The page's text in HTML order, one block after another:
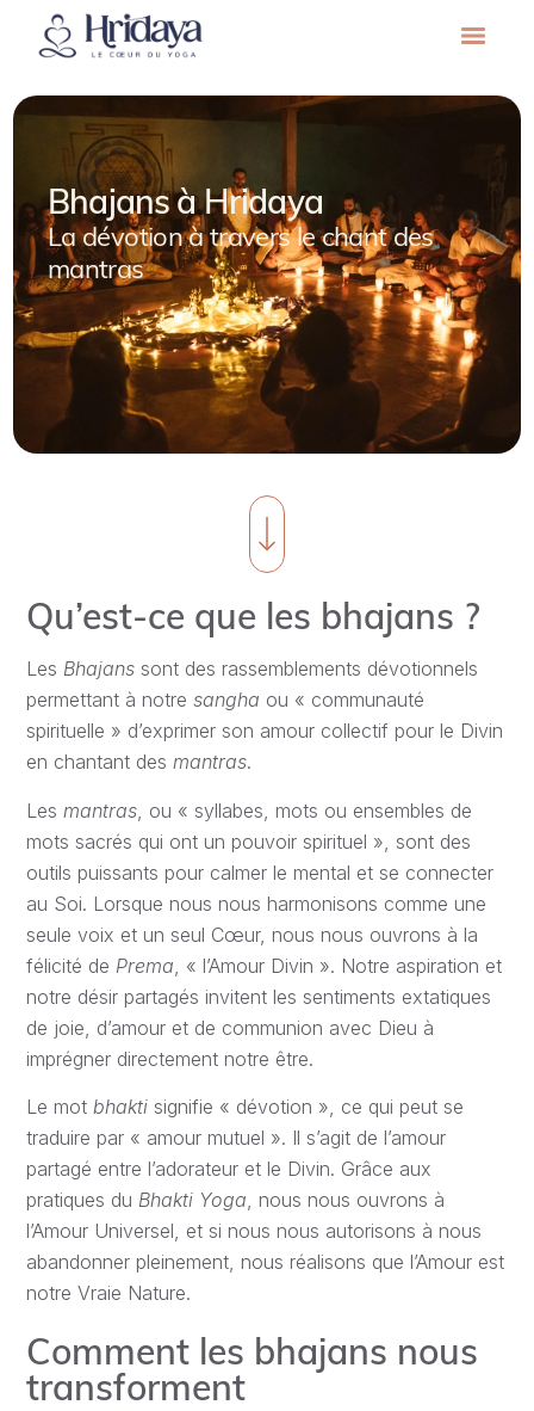
Bhajans à Hridaya
La dévotion à travers le chant des
mantras
Qu’est-ce que les bhajans ?
Les Bhajans sont des rassemblements dévotionnels
permettant à notresangha ou « communauté
spirituelle » d’exprimer son amour collectif pour le Divin
en chantant desmantras.
Lesmantras , ou « syllabes, mots ou ensembles de
mots sacrés qui ont un pouvoir spirituel », sont des
outils puissants pour calmer le mental et se connecter
au Soi. Lorsque nous nous harmonisons comme une
seule voix et un seul Cœur, nous nous ouvrons à la
félicité de Prema , « l’Amour Divin ». Notre aspiration et
notre désir partagés invitent les sentiments extatiques
de joie, d’amour et de communion avec Dieu à
imprégner directement notre être.
Le motbhakti signifie « dévotion », ce qui peut se
traduire par « amour mutuel ». Il s’agit de l’amour
partagé entre l’adorateur et le Divin. Grâce aux
pratiques du Bhakti Yoga, nous nous ouvrons à
l’Amour Universel, et si nous nous autorisons à nous
abandonner pleinement, nous réalisons que l’Amour est
notre Vraie Nature.
Comment les bhajans nous
transforment